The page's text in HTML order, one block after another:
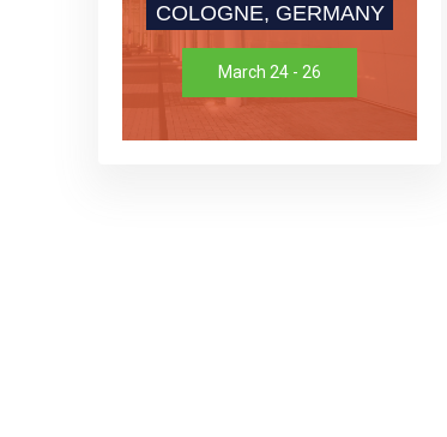
COLOGNE, GERMANY
March 24 - 26